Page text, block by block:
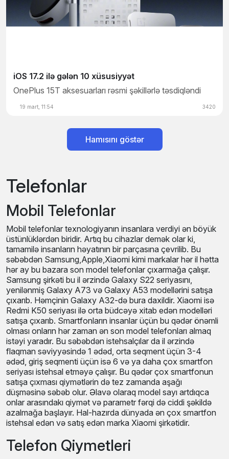
iOS 17.2 ilə gələn 10 xüsusiyyət
OnePlus 15T aksesuarları rəsmi şəkillərlə təsdiqləndi
19 mart, 11:54 3420
Hamısını göstər
Telefonlar
Mobil Telefonlar
Mobil telefonlar texnologiyanın insanlara verdiyi ən böyük
üstünlüklərdən biridir. Artıq bu cihazlar demək olar ki,
tamamilə insanların həyatının bir parçasına çevrilib. Bu
səbəbdən Samsung,Apple,Xiaomi kimi markalar hər il hətta
hər ay bu bazara son model telefonlar çıxarmağa çalışır.
Samsung şirkəti bu il ərzində Galaxy S22 seriyasını,
yenilənmiş Galaxy A73 və Galaxy A53 modellərini satışa
çıxarıb. Həmçinin Galaxy A32-də bura daxildir. Xiaomi isə
Redmi K50 seriyası ilə orta büdcəyə xitab edən modelləri
satışa çıxarıb. Smartfonların insanlar üçün bu qədər önəmli
olması onların hər zaman ən son model telefonları almaq
istəyi yaradır. Bu səbəbdən istehsalçılar da il ərzində
flaqman səviyyəsində 1 ədəd, orta seqment üçün 3-4
ədəd, giriş seqmenti üçün isə 6 və ya daha çox smartfon
seriyası istehsal etməyə çalışır. Bu qədər çox smartfonun
satışa çıxması qiymətlərin də tez zamanda aşağı
düşməsinə səbəb olur. Əlavə olaraq model sayı artdıqca
onlar arasındakı qiymət və parametr fərqi də ciddi şəkildə
azalmağa başlayır. Hal-hazırda dünyada ən çox smartfon
istehsal edən və satış edən marka Xiaomi şirkətidir.
Telefon Qiymetleri